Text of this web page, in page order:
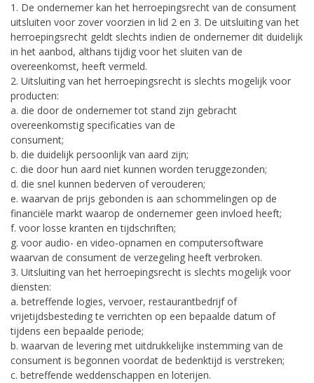
1. De ondernemer kan het herroepingsrecht van de consument
uitsluiten voor zover voorzien in lid 2 en 3. De uitsluiting van het
herroepingsrecht geldt slechts indien de ondernemer dit duidelijk
in het aanbod, althans tijdig voor het sluiten van de
overeenkomst, heeft vermeld.
2. Uitsluiting van het herroepingsrecht is slechts mogelijk voor
producten:
a. die door de ondernemer tot stand zijn gebracht
overeenkomstig specificaties van de
consument;
b. die duidelijk persoonlijk van aard zijn;
c. die door hun aard niet kunnen worden teruggezonden;
d. die snel kunnen bederven of verouderen;
e. waarvan de prijs gebonden is aan schommelingen op de
financiële markt waarop de ondernemer geen invloed heeft;
f. voor losse kranten en tijdschriften;
g. voor audio- en video-opnamen en computersoftware
waarvan de consument de verzegeling heeft verbroken.
3. Uitsluiting van het herroepingsrecht is slechts mogelijk voor
diensten:
a. betreffende logies, vervoer, restaurantbedrijf of
vrijetijdsbesteding te verrichten op een bepaalde datum of
tijdens een bepaalde periode;
b. waarvan de levering met uitdrukkelijke instemming van de
consument is begonnen voordat de bedenktijd is verstreken;
c. betreffende weddenschappen en loterijen.